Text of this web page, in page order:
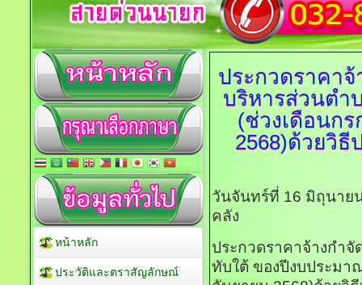
ประกวดราคา
บริหารส่วนตำ
(ช่วงเดือนก
2568)ด้วยวิธี
วันจันทร์ที่ 16 มิถุนาย
คลัง
ประกวดราคาจ้างกำ
ทับใต้ ของปีงบประมา
หน้าหลัก
ประวัติและตราสัญลักษณ์